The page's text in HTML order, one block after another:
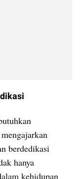
berdedikasi
hanya
kehidupan